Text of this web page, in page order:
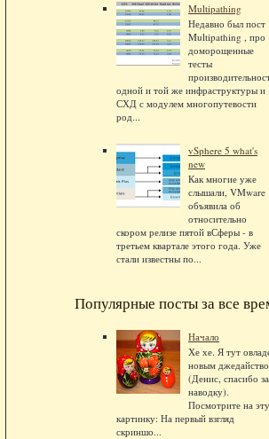
Multipathing
Недавно был пост
Multipathing , про
доморощенные
тесты
одной и той же инфраструктуры и
СХД с модулем многопутевости
род...
vSphere 5 what's
new
Как многие уже
слышали, VMware
объявила об
относительно
скором релизе пятой вСферы - в
третьем квартале этого года. Уже
стали известны по...
Популярные посты за все
Начало
Хе хе. Я тут
новым
(Денис, спасибо за
наводку).
Посмотрите на эту
картинку: На первый взгляд
скриншо...